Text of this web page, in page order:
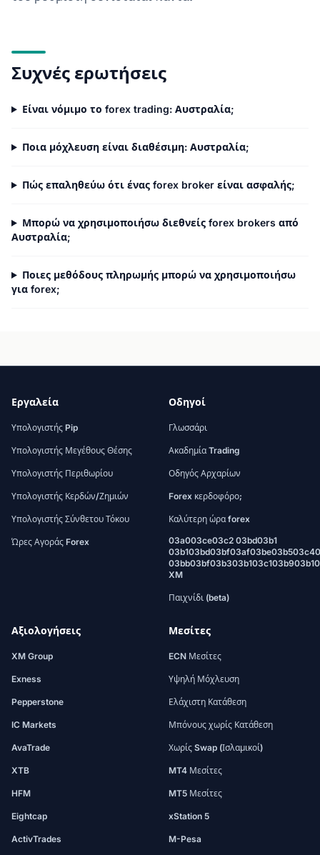
Συχνές ερωτήσεις
Είναι νόμιμο το forex trading: Αυστραλία;
Ποια μόχλευση είναι διαθέσιμη: Αυστραλία;
Πώς επαληθεύω ότι ένας forex broker είναι ασφαλής;
Μπορώ να χρησιμοποιήσω διεθνείς forex brokers από
Αυστραλία;
Ποιες μεθόδους πληρωμής μπορώ να χρησιμοποιήσω
για forex;
Εργαλεία
Υπολογιστής Pip
Υπολογιστής Μεγέθους Θέσης
Υπολογιστής Περιθωρίου
Υπολογιστής Κερδών/Ζημιών
Υπολογιστής Σύνθετου Τόκου
Ώρες Αγοράς Forex
Οδηγοί
Γλωσσάρι
Ακαδημία Trading
Οδηγός Αρχαρίων
Forex κερδοφόρο;
Καλύτερη ώρα forex
03a003ce03c2 03bd03b1
XM
Παιχνίδι (beta)
Αξιολογήσεις
XM Group
Exness
Pepperstone
IC Markets
AvaTrade
XTB
HFM
Eightcap
ActivTrades
Μεσίτες
ECN Μεσίτες
Υψηλή Μόχλευση
Ελάχιστη Κατάθεση
Μπόνους χωρίς Κατάθεση
Χωρίς Swap (Ισλαμικοί)
MT4 Μεσίτες
MT5 Μεσίτες
xStation 5
M-Pesa